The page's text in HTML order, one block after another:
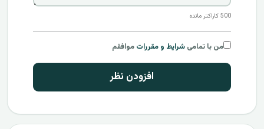
500کاراکتر مانده
من با تمامیشرایط و مقررات موافقم
افزودن نظر